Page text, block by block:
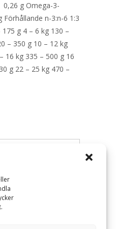
g Omega-3-
n-3:n-6 1:3
g 4 – 6 kg 130 –
– 350 g 10 – 12 kg
16 kg 335 – 500 g 16
g 22 – 25 kg 470 –